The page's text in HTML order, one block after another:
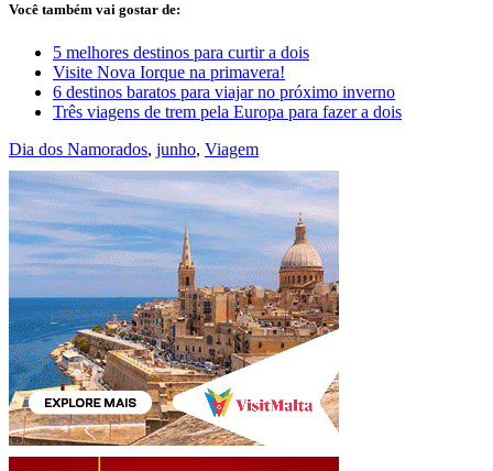
Você também vai gostar de:
5 melhores destinos para curtir a dois
Visite Nova Iorque na primavera!
6 destinos baratos para viajar no próximo inverno
Três viagens de trem pela Europa para fazer a dois
Dia dos Namorados, junho, Viagem